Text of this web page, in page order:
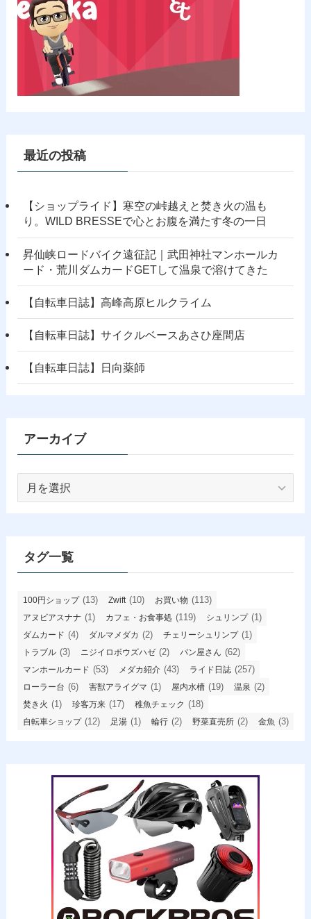
最近の投稿
【ショップライド】寒空の峠越えと焚き火の温も
り。WILD BRESSEで心とお腹を満たす冬の一日
昇仙峡ロードバイク遠征記｜武田神社マンホールカ
ード・荒川ダムカードGETして温泉で溶けてきた
【自転車日誌】高峰高原ヒルクライム
【自転車日誌】サイクルベースあさひ座間店
【自転車日誌】日向薬師
アーカイブ
タグ一覧
100円ショップ(13) Zwift(10) お買い物 (113)
アヌビアスナナ (1) カフェ・お食事処 (119) シュリンプ(1)
ダムカード (4) ダルマメダカ (2) チェリーシュリンプ(1)
トラブル (3) ニジイロボウズハゼ (2) パン屋さん (62)
マンホールカード (53) メダカ紹介 (43) ライド日誌 (257)
ローラー台 (6) 害獣アライグマ (1) 屋内水槽 (19) 温泉 (2)
焚き火 (1) 珍客万来 (17) 稚魚チェック (18)
自転車ショップ(12) 足湯 (1) 輪行 (2) 野菜直売所 (2) 金魚 (3)